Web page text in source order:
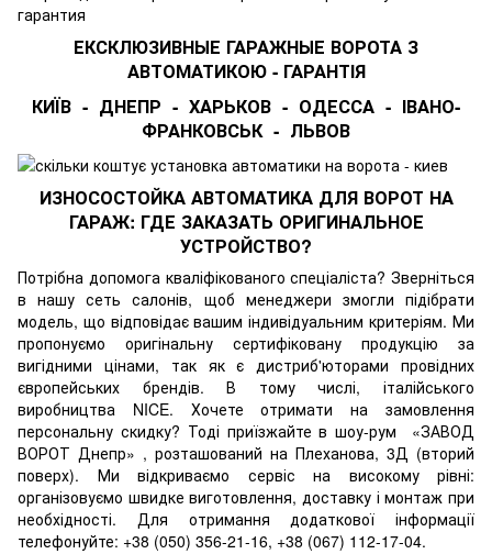
ЕКСКЛЮЗИВНЫЕ ГАРАЖНЫЕ ВОРОТА З
АВТОМАТИКОЮ - ГАРАНТІЯ
КИЇВ - ДНЕПР - ХАРЬКОВ - ОДЕССА - ІВАНО-
ФРАНКОВСЬК- ЛЬВОВ
ИЗНОСОСТОЙКА АВТОМАТИКА ДЛЯ ВОРОТ НА
ГАРАЖ: ГДЕ ЗАКАЗАТЬ ОРИГИНАЛЬНОЕ
УСТРОЙСТВО?
Потрібна допомога кваліфікованого спеціаліста? Зверніться
в нашу сеть салонів, щоб менеджери змогли підібрати
модель, що відповідає вашим індивідуальним критеріям. Ми
пропонуємо оригінальну сертифіковану продукцію за
вигідними цінами, так як є дистриб'юторами провідних
європейських брендів.В тому числі, італійського
виробництва NICE. Хочете отримати на замовлення
персональну скидку? Тоді приїзжайте в шоу-рум «ЗАВОД
ВОРОТ Днепр» , розташований на Плеханова, 3Д (вторий
поверх). Ми відкриваємо сервіс на високому рівні:
організовуємо швидке виготовлення, доставку і монтаж при
необхідності. Для отримання додаткової інформації
телефонуйте: +38 (050) 356-21-16, +38 (067) 112-17-04.